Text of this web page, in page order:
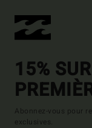
15%
Abonnez-vous pour
exclusives.